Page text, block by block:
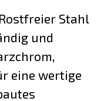
Stahl
und
eine wertige